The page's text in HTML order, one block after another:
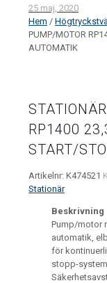
25 maj, 2020
Hem /
PUMP/MOTOR
AUTOMATIK
RP1400
START/
Artikelnr: K474521
Stationär
Beskrivning
Pump/motor
automatik,
för
stopp-